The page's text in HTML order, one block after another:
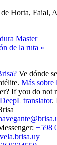
Master
de la ruta »
Ve dónde
Más sobre
If you do not
translator.
+598